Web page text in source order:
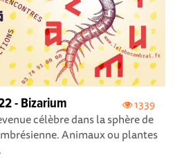
1339
- Bizarium
célèbre dans la sphère de
Animaux ou plantes